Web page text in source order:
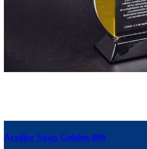
Acrílico Snap Golden 006